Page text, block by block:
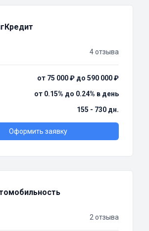
4 отзыва
от 75 000 ₽ до 590 000 ₽
от 0.15% до 0.24% в день
155 - 730 дн.
Оформить заявку
2 отзыва